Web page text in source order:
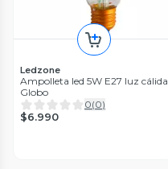
Ledzone
Ampolleta led 5W E27 luz cálida
Globo
0(0)
$6.990